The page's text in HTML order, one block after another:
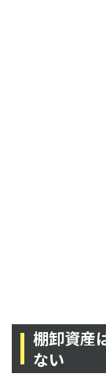
棚卸資産
ない